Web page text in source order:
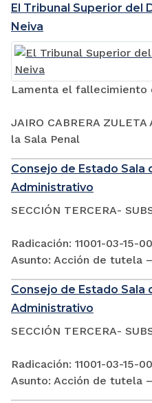
El Tribunal Superior del
Neiva
Lamenta el fallecimiento
JAIRO CABRERA
la Sala Penal
Consejo de Estado Sala
Administrativo
SECCIÓN TERCERA-
Radicación: 11001-03-15-
Asunto: Acción de tutela
Consejo de Estado Sala
Administrativo
SECCIÓN TERCERA-
Radicación: 11001-03-15-
Asunto: Acción de tutela